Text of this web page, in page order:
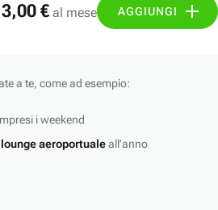
€ al mese AGGIUNGI
a te, come ad esempio:
i weekend
lounge aeroportualeall’anno